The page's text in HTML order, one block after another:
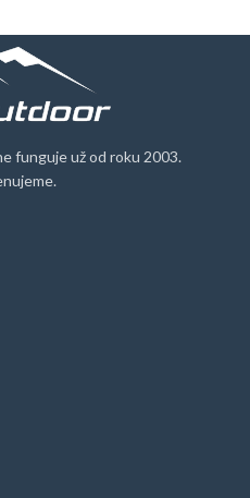
funguje už od roku 2003.